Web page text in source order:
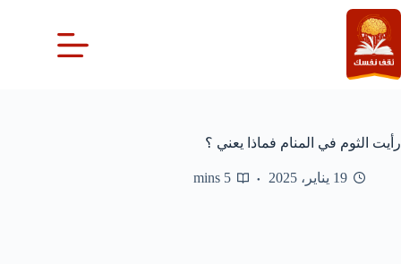
التجاوز
إلى
المحتوى
رأيت الثوم في المنام فماذا يعني ؟
19 يناير، 2025 5 mins